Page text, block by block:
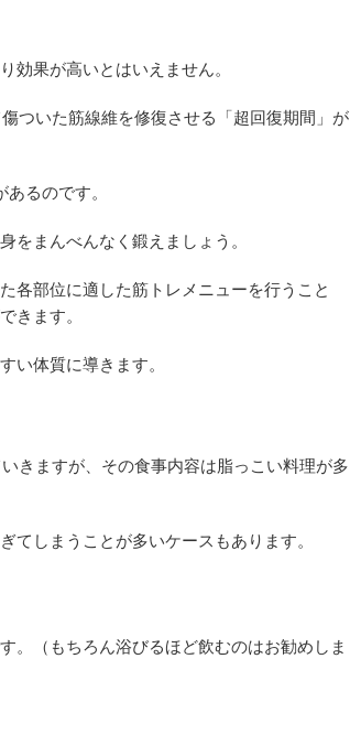
効果が高いとはいえません。
ついた筋線維を修復させる「超回復期間」が
るのです。
をまんべんなく鍛えましょう。
各部位に適した筋トレメニューを行うこと
きます。
い体質に導きます。
きますが、その食事内容は脂っこい料理が多
てしまうことが多いケースもあります。
。（もちろん浴びるほど飲むのはお勧めしま